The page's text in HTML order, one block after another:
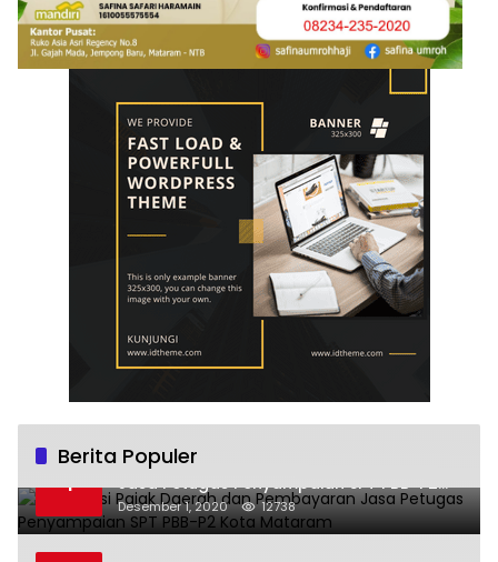
Berita Populer
1
Sosialisasi Pajak Daerah dan Pembayaran
Jasa Petugas Penyampaian SPT PBB-P2
Kota Mataram
Desember 1, 2020 12738